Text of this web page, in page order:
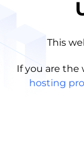
This
If you are the
hosting